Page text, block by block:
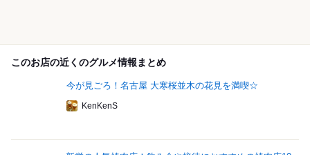
このお店の近くのグルメ情報まとめ
今が見ごろ！名古屋 大寒桜並木の花見を満喫☆
KenKenS